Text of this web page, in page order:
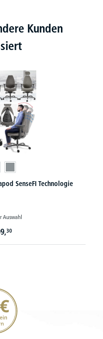
Kunden
SenseFI Technologie
Auswahl
30
sichern